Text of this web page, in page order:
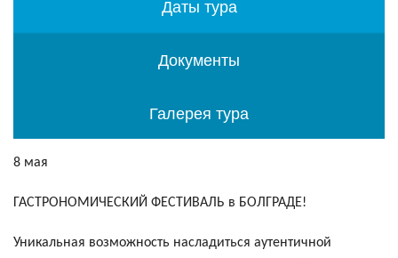
Даты тура
Документы
Галерея тура
8 мая
ГАСТРОНОМИЧЕСКИЙ ФЕСТИВАЛЬ в БОЛГРАДЕ!
Уникальная возможность насладиться аутентичной